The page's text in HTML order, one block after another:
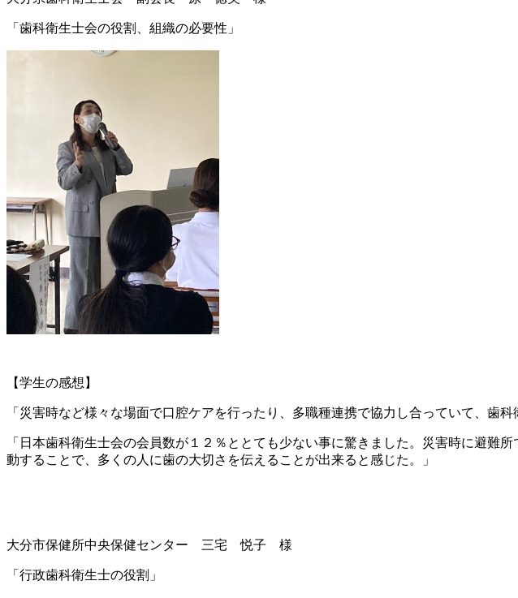
「歯科衛生士会の役割、組織の必要性」
【学生の感想】
「災害時など様々な場面で口腔ケアを行ったり、多職種連携で協力し合っていて、歯
「日本歯科衛生士会の会員数が１２％ととても少ない事に驚きました。災害時に避
動することで、多くの人に歯の大切さを伝えることが出来ると感じた。」
大分市保健所中央保健センター 三宅 悦子 様
「行政歯科衛生士の役割」